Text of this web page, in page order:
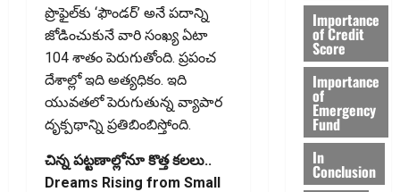
ప్రొఫైల్‌కు ‘ఫౌండర్‌’ అనే పదాన్ని
జోడించుకునే వారి సంఖ్య ఏటా
104 శాతం పెరుగుతోంది. ప్రపంచ
దేశాల్లో ఇది అత్యధికం. ఇది
యువతలో పెరుగుతున్న వ్యాపార
దృక్పథాన్ని ప్రతిబింబిస్తోంది.
చిన్న పట్టణాల్లోనూ కొత్త కలలు..
Dreams Rising from Small
Importance
of Credit
Score
Importance
of
Emergency
Fund
In
Conclusion